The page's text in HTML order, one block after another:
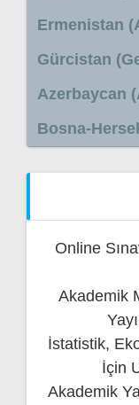
Ermenistan
Gürcistan
Azerbaycan
Bosna-
Online
Akademik
İstatistik,
İçin
Akademik